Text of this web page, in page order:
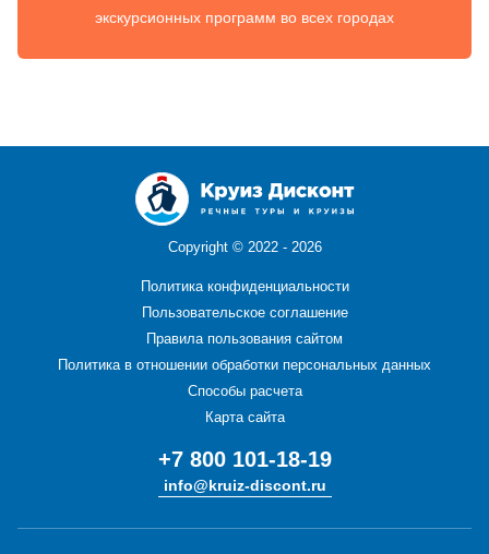
экскурсионных программ во всех городах
Copyright © 2022 - 2026
Политика конфиденциальности
Пользовательское соглашение
Правила пользования сайтом
Политика в отношении обработки персональных данных
Способы расчета
Карта сайта
+7 800 101-18-19
info@kruiz-discont.ru